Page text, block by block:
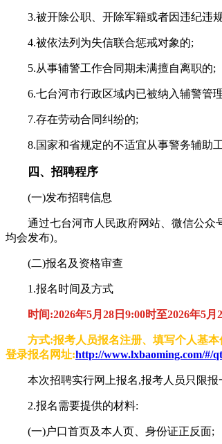
3.被开除公职、开除军籍或者因违纪违
4.被依法列为失信联合惩戒对象的;
5.从事辅警工作合同期未满擅自离职的;
6.七台河市行政区域内已被纳入辅警管
7.存在劳动合同纠纷的;
8.国家和省规定的不适宜从事警务辅助
四、招聘程序
(一)发布招聘信息
通过七台河市人民政府网站、微信公众
均会发布)。
(二)报名及资格审查
1.报名时间及方式
时间:2026年5月28日9:00时至2026年5
方式:报考人员报名注册、填写个人基
登录报名网址:http://www.lxbaoming.com/#/
本次招聘实行网上报名,报考人员只限
2.报名需要提供的材料:
(一)户口首页及本人页、身份证正反面;